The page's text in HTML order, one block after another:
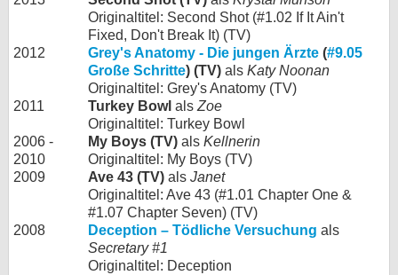
Originaltitel: Second Shot (#1.02 If It Ain't
Fixed, Don't Break It) (TV)
2012
Grey's Anatomy - Die jungen Ärzte (#9.05
Große Schritte) (TV) als Katy Noonan
Originaltitel: Grey's Anatomy (TV)
2011
Turkey Bowl als Zoe
Originaltitel: Turkey Bowl
2006 -
2010
My Boys (TV) als Kellnerin
Originaltitel: My Boys (TV)
2009
Ave 43 (TV) als Janet
Originaltitel: Ave 43 (#1.01 Chapter One &
#1.07 Chapter Seven) (TV)
2008
Deception – Tödliche Versuchung als
Secretary #1
Originaltitel: Deception